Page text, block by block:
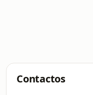
Contactos